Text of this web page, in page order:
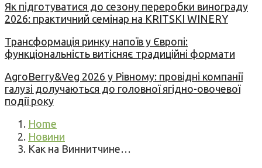
Як підготуватися до сезону переробки винограду
2026: практичний семінар на KRITSKI WINERY
Трансформація ринку напоїв у Європі:
функціональність витісняє традиційні формати
AgroBerry&Veg 2026 у Рівному: провідні компанії
галузі долучаються до головної ягідно-овочевої
події року
Home
Новини
Как на Виннитчине…